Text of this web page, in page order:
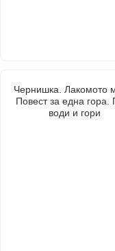
Чернишка. Лакомото
Повест за една гора.
води и гори